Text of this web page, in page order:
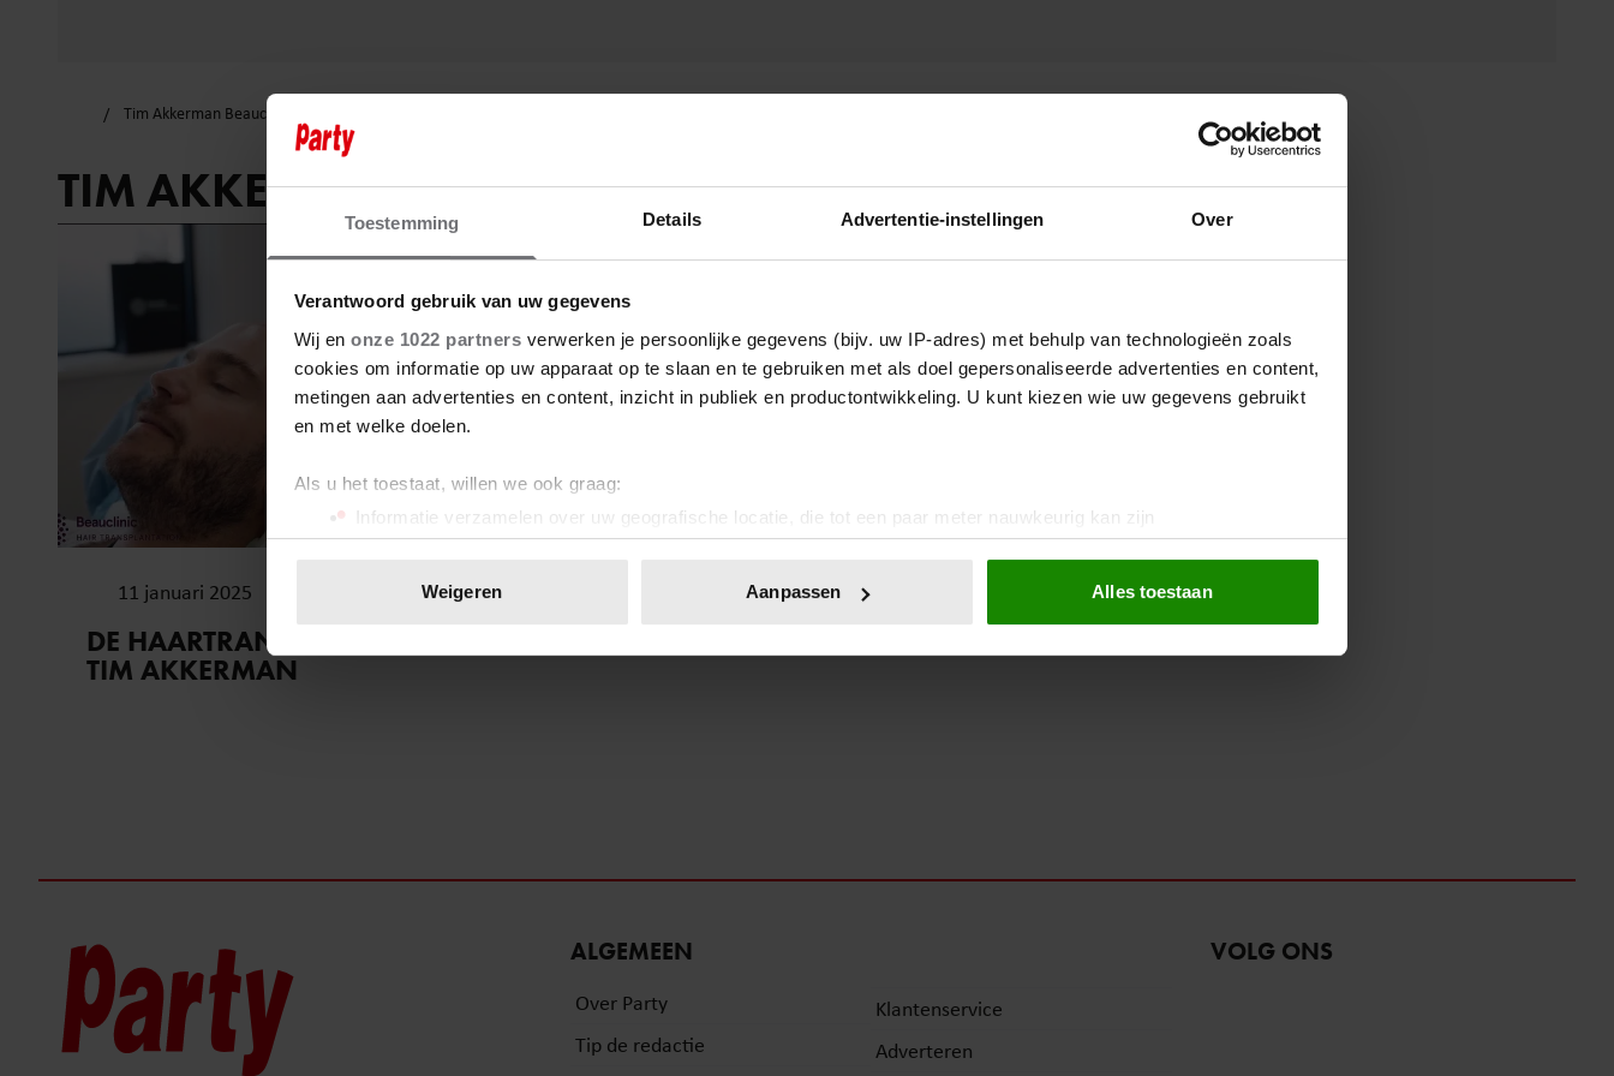
Toestemming Details Advertentie-instellingen Over
Verantwoord gebruik van uw gegevens
Wij en onze 1022 partners verwerken je persoonlijke gegevens (bijv. uw IP-adres) met behulp van technologieën zoals
cookies om informatie op uw apparaat op te slaan en te gebruiken met als doel gepersonaliseerde advertenties en content,
metingen aan advertenties en content, inzicht in publiek en productontwikkeling. U kunt kiezen wie uw gegevens gebruikt
en met welke doelen.
Als u het toestaat, willen we ook graag:
Informatie verzamelen over uw geografische locatie, die tot een paar meter nauwkeurig kan zijn
Uw apparaat identificeren door het actief te scannen op specifieke eigenschappen (fingerprinting)
toestemming op elk moment wijzigen of intrekken in de Cookieverklaring.
We gebruiken cookies om content en advertenties te personaliseren, om functies voor social media te bieden en om ons
Weigeren Aanpassen Alles toestaan
Tim Akkerman Beauclinic
TIM AKKERMAN BEAUCLINIC
11 januari 2025
DE HAARTRANSPLANTATIE VAN
TIM AKKERMAN
ALGEMEEN
Over Party
Tip de redactie
Klantenservice
Adverteren
VOLG ONS